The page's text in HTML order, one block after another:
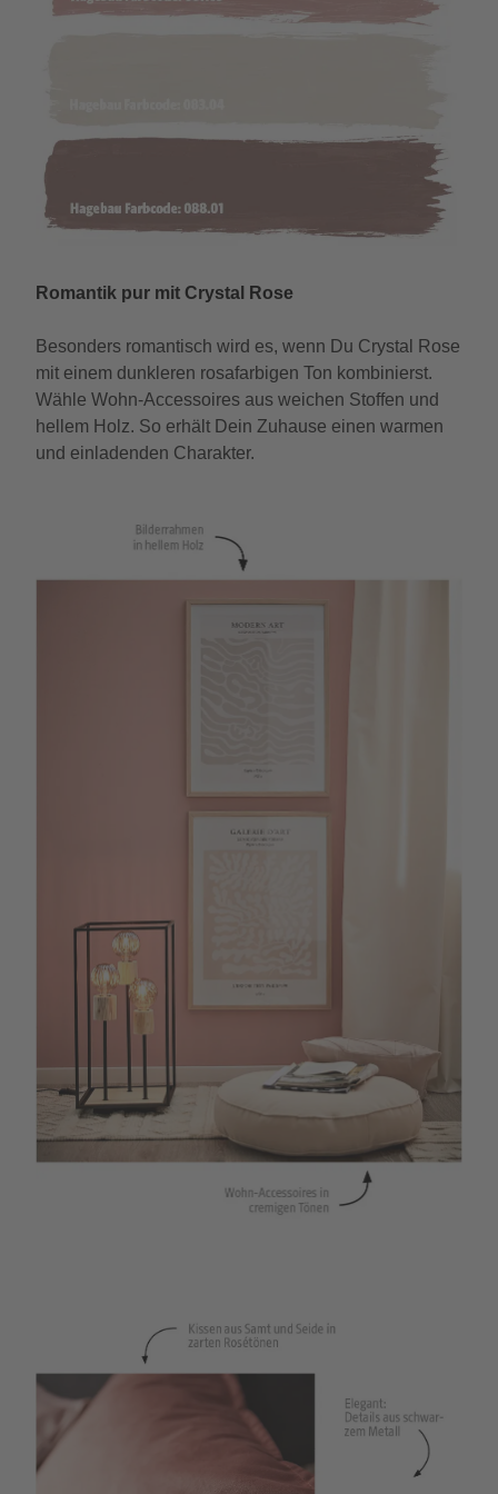
Romantik pur mit Crystal Rose
Besonders romantisch wird es, wenn Du Crystal Rose
mit einem dunkleren rosafarbigen Ton kombinierst.
Wähle Wohn-Accessoires aus weichen Stoffen und
hellem Holz. So erhält Dein Zuhause einen warmen
und einladenden Charakter.